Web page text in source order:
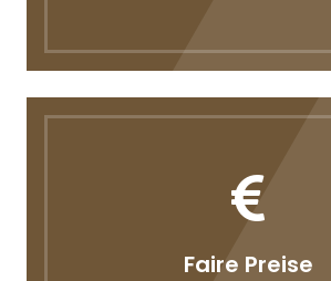
Faire Preise